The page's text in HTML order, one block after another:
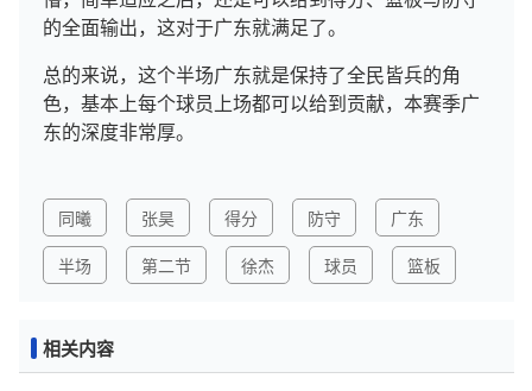
的全面输出，这对于广东就满足了。
总的来说，这个半场广东就是保持了全民皆兵的角
色，基本上每个球员上场都可以给到贡献，本赛季广
东的深度非常厚。
同曦 张昊 得分 防守
广东
半场
第二节 徐杰 球员 篮板
相关内容